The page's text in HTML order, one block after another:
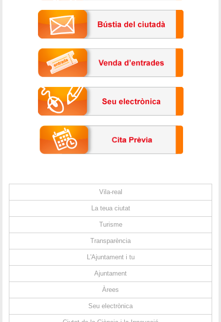
Vila-real
La teua ciutat
Turisme
Transparència
L'Ajuntament i tu
Ajuntament
Àrees
Seu electrònica